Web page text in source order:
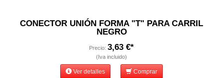
CONECTOR UNIÓN FORMA "T" PARA CARRIL
NEGRO
Precio: 3,63 €*
(Iva incluido)
Ver detalles Comprar